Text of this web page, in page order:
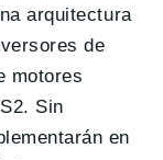
arquitectura
de
motores
Sin
en